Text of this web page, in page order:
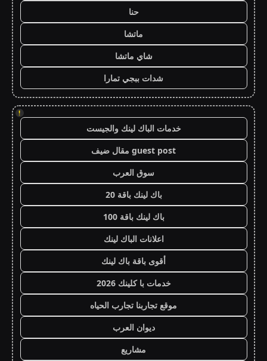
حنا
ماتشا
شاي ماتشا
شدات ببجي تمارا
!
خدمات الباك لينك والجيست
guest post مقال ضيف
سوق العرب
باك لينك باقة 20
باك لينك باقة 100
اعلانات الباك لينك
أقوى باقة باك لينك
خدمات با كلينك 2026
موقع تجاربنا تجارب الحياه
ديوان العرب
مشاريع